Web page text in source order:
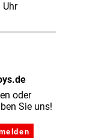
Uhr
oder
Sie uns!